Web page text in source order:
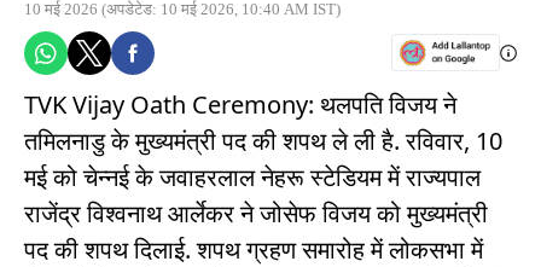
10 मई 2026 (अपडेटेड: 10 मई 2026, 10:40 AM IST)
TVK Vijay Oath Ceremony: थलपति विजय ने
तमिलनाडु के मुख्यमंत्री पद की शपथ ले ली है. रविवार, 10
मई को चेन्नई के जवाहरलाल नेहरू स्टेडियम में राज्यपाल
राजेंद्र विश्वनाथ आर्लेकर ने जोसेफ विजय को मुख्यमंत्री
पद की शपथ दिलाई. शपथ ग्रहण समारोह में लोकसभा में